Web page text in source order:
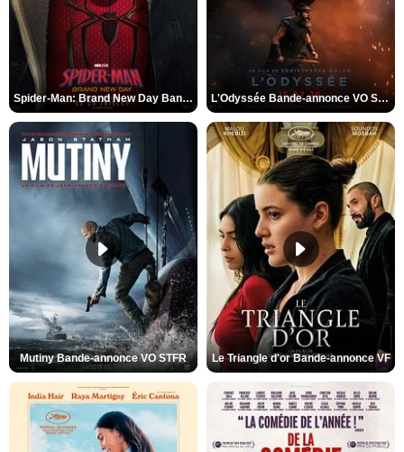
Spider-Man: Brand New Day Bande-annonce VO STFR L'Odyssée Bande-annonce VO STFR
Mutiny Bande-annonce VO STFR Le Triangle d'or Bande-annonce VF